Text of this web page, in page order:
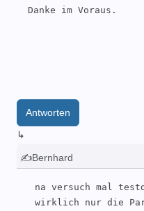
Antworten
↳
✍Bernhard
na versuch mal
wirklich nur die